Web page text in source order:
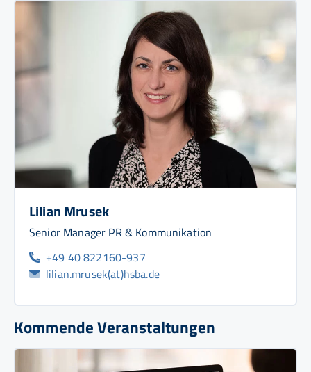
Lilian Mrusek
Senior Manager PR & Kommunikation
+49 40 822160-937
lilian.mrusek(at)hsba.de
Kommende Veranstaltungen